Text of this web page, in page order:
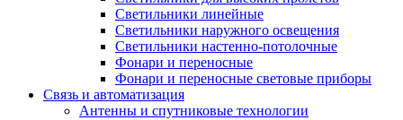
Светильники линейные
Светильники наружного освещения
Светильники настенно-потолочные
Фонари и переносные
Фонари и переносные световые приборы
Связь и автоматизация
Антенны и спутниковые технологии